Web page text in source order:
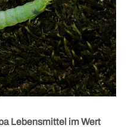
Lebensmittel im Wert